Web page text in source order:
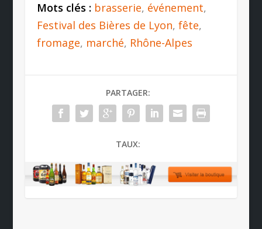
Mots clés : brasserie, événement,
Festival des Bières de Lyon, fête,
fromage, marché, Rhône-Alpes
PARTAGER:
TAUX: